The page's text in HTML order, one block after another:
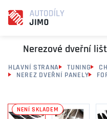
Nerezové dveřní
HLAVNÍ STRANA TUNING
NEREZ DVEŘNÍ PANELY
NENÍ SKLADEM
Můžeme vám